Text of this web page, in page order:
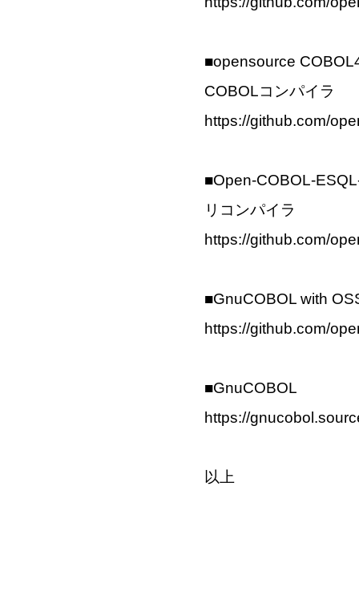
■opensource
COBOLコンパイラ
https://github.com/
■Open-COBOL-
リコンパイラ
https://github.com/
■GnuCOBOL with
https://github.com/
■GnuCOBOL
https://
以上